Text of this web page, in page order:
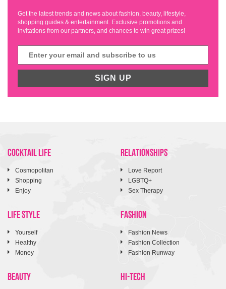
Get the latest trends and news about fashion, beauty, lifestyle,
shopping guides & entertainment. Exclusive promotions and
invitations from our partners, and chances to win great prizes!
SIGN UP
COCKTAIL LIFE
Cosmopolitan
Shopping
Enjoy
RELATIONSHIPS
Love Report
LGBTQ+
Sex Therapy
LIFE STYLE
Yourself
Healthy
Money
FASHION
Fashion News
Fashion Collection
Fashion Runway
BEAUTY HI-TECH